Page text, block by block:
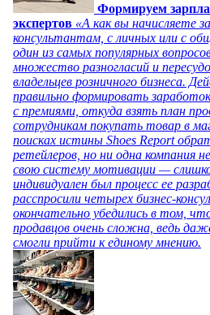
Формируем
экспертов «А как вы начисляете
консультантам, с личных или с
один из самых популярных
множество разногласий и
владельцев розничного бизнеса.
правильно формировать
с премиями, откуда взять план
сотрудникам покупать товар в
поисках истины Shoes Report
ретейлеров, но ни одна компания
свою систему мотивации —
индивидуален был процесс ее
расспросили четырех бизнес-
окончательно убедились в том,
продавцов очень сложна, ведь
смогли прийти к единому мнению.